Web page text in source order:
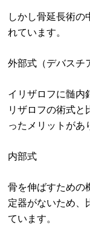
しかし骨延長術の
れています。
外部式（デバスチ
イリザロフに髄内
リザロフの術式と
ったメリットがあ
内部式
骨を伸ばすための
定器がないため、
ています。